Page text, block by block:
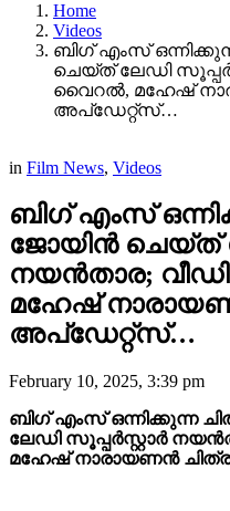
Home
Videos
ബിഗ് എംസ്
ചെയ്ത് ലേഡി
വൈറൽ, മഹേഷ്
അപ്ഡേറ്റ്സ്…
in Film News, Videos
ബിഗ് എംസ്
ജോയിൻ ചെയ്ത്
നയൻ‌താര;
മഹേഷ്
അപ്ഡേറ്റ്സ്…
February 10, 2025, 3:39 pm
ബിഗ് എംസ് ഒന്നിക്കുന്ന
ലേഡി സൂപ്പർസ്റ്റാർ
മഹേഷ് നാരായണൻ